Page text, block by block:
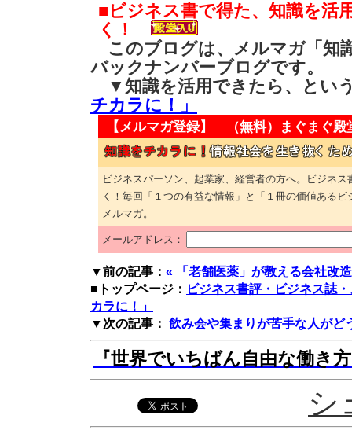
■ビジネス書で得た、知識を活
く！
このブログは、メルマガ「知
バックナンバーブログです。
▼知識を活用できたら、と
チカラに！」
【メルマガ登録】 （無料） まぐまぐ殿
ビジネスパーソン、起業家、経営者の方へ。ビジネ
く！毎回「１つの有益な情報」と「１冊の価値ある
メルマガ。
メールアドレス：
▼前の記事： « 「老舗医薬」が教える会社改
■トップページ： ビジネス書評・ビジネス誌
カラに！」
▼次の記事： 飲み会や集まりが苦手な人がど
『世界でいちばん自由な働き
シ